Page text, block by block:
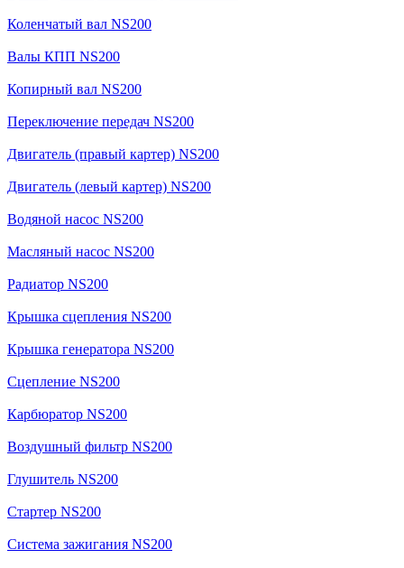
Коленчатый вал NS200
Валы КПП NS200
Копирный вал NS200
Переключение передач NS200
Двигатель (правый картер) NS200
Двигатель (левый картер) NS200
Водяной насос NS200
Масляный насос NS200
Радиатор NS200
Крышка сцепления NS200
Крышка генератора NS200
Сцепление NS200
Карбюратор NS200
Воздушный фильтр NS200
Глушитель NS200
Стартер NS200
Система зажигания NS200